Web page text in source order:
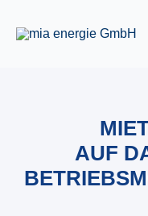
Inhalt
AUF